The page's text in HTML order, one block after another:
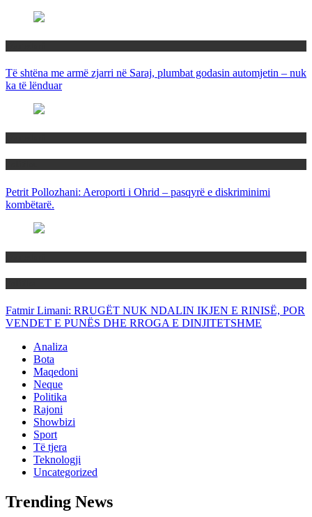
Të shtëna me armë zjarri në Saraj, plumbat godasin automjetin – nuk
ka të lënduar
Petrit Pollozhani: Aeroporti i Ohrid – pasqyrë e diskriminimi
kombëtarë.
Fatmir Limani: RRUGËT NUK NDALIN IKJEN E RINISË, POR
VENDET E PUNËS DHE RROGA E DINJITETSHME
Analiza
Bota
Maqedoni
Neque
Politika
Rajoni
Showbizi
Sport
Të tjera
Teknologji
Uncategorized
Trending News